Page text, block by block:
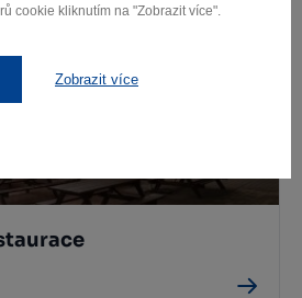
cookie kliknutím na "Zobrazit více".
Zobrazit více